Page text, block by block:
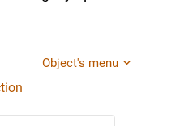
Object's menu